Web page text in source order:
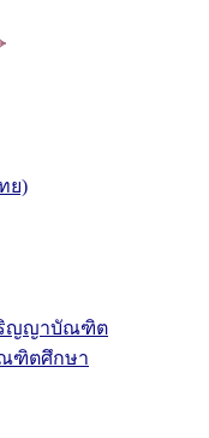
ย)
ริญญาบัณฑิต
ฑิตศึกษา